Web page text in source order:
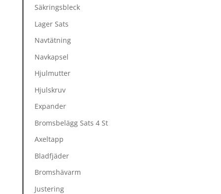
Säkringsbleck
Lager Sats
Navtätning
Navkapsel
Hjulmutter
Hjulskruv
Expander
Bromsbelägg Sats 4 St
Axeltapp
Bladfjäder
Bromshävarm
Justering